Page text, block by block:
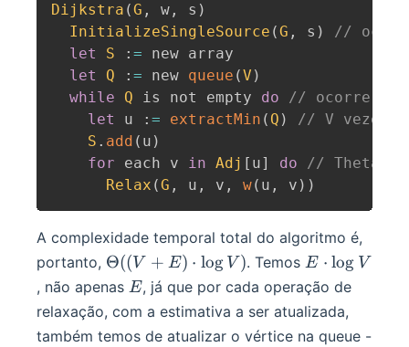
Dijkstra (G , w , s )
InitializeSingleSource (G , s )
//
let
S : = new array
let
Q : = new queue (V )
while
Q is not empty do
// ocorre
let
u : = extractMin ( Q )
// V vezes *
S . add ( u )
for each v in Adj [ u] do
//
Relax (G , u , v , w( u , v ) )
A complexidade temporal total do algoritmo é,
portanto, \Theta((V
+ E)
\log{V})
Θ((V + E) ⋅ log V ). TemosE \cdot
\log{V}
E ⋅ log V
, não apenas E
E, já que por cada operação de
relaxação, com a estimativa a ser atualizada,
também temos de atualizar o vértice na queue -